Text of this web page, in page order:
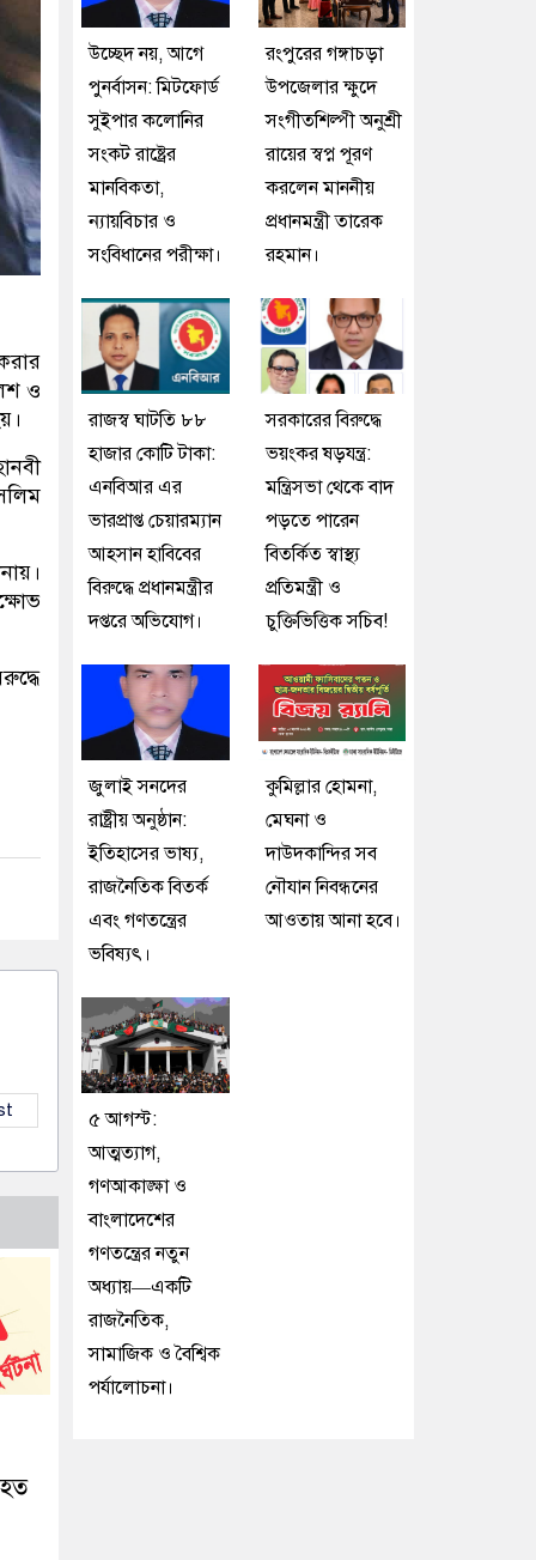
ও
উচ্ছেদ নয়, আগে
পুনর্বাসন: মিটফোর্ড
সুইপার কলোনির
সংকট রাষ্ট্রের
মানবিকতা,
ন্যায়বিচার ও
সংবিধানের পরীক্ষা।
রংপুরের গঙ্গাচড়া
উপজেলার ক্ষুদে
সংগীতশিল্পী অনুশ্রী
রায়ের স্বপ্ন পূরণ
করলেন মাননীয়
প্রধানমন্ত্রী তারেক
রহমান।
রাজস্ব ঘাটতি ৮৮
হাজার কোটি টাকা:
এনবিআর এর
ভারপ্রাপ্ত চেয়ারম্যান
আহসান হাবিবের
বিরুদ্ধে প্রধানমন্ত্রীর
দপ্তরে অভিযোগ।
সরকারের বিরুদ্ধে
ভয়ংকর ষড়যন্ত্র:
মন্ত্রিসভা থেকে বাদ
পড়তে পারেন
বিতর্কিত স্বাস্থ্য
প্রতিমন্ত্রী ও
চুক্তিভিত্তিক সচিব!
জুলাই সনদের
রাষ্ট্রীয় অনুষ্ঠান:
ইতিহাসের ভাষ্য,
রাজনৈতিক বিতর্ক
এবং গণতন্ত্রের
ভবিষ্যৎ।
কুমিল্লার হোমনা,
মেঘনা ও
দাউদকান্দির সব
নৌযান নিবন্ধনের
আওতায় আনা হবে।
৫ আগস্ট:
আত্মত্যাগ,
গণআকাঙ্ক্ষা ও
বাংলাদেশের
গণতন্ত্রের নতুন
অধ্যায়—একটি
রাজনৈতিক,
সামাজিক ও বৈশ্বিক
পর্যালোচনা।